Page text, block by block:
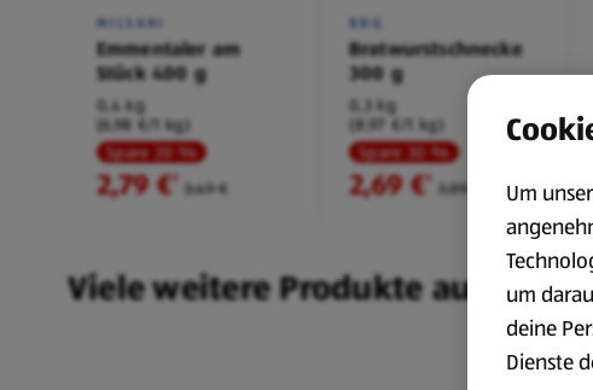
MILSANI
Emmentaler am
Stück 400 g
0,4 kg
(6,98 €/1 kg)
Spare 20 %
2,79 €² 3,49 €
BBQ
Bratwurstschnecke
300 g
0,3 kg
(8,97 €/1 kg)
Spare 30 %
2,69 €² 3,89 €
Viele weitere Produkte aus
Um
um
deine
Dienste